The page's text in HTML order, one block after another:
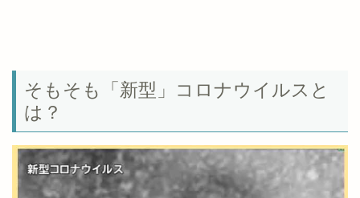
そもそも「新型」コロナウイルスと
は？